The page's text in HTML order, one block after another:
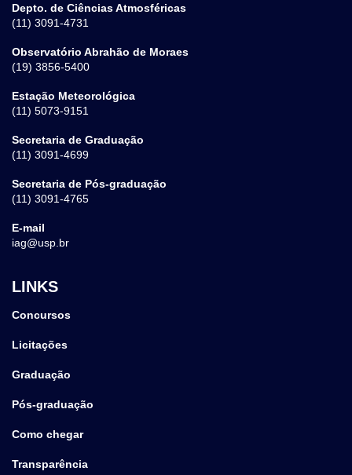
Depto. de Ciências Atmosféricas
(11) 3091-4731
Observatório Abrahão de Moraes
(19) 3856-5400
Estação Meteorológica
(11) 5073-9151
Secretaria de Graduação
(11) 3091-4699
Secretaria de Pós-graduação
(11) 3091-4765
E-mail
iag@usp.br
LINKS
Concursos
Licitações
Graduação
Pós-graduação
Como chegar
Transparência